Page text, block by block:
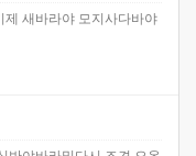
제 새바라야 모지사다바야